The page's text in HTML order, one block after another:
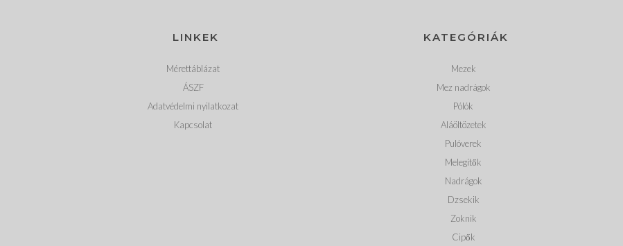
LINKEK
Mérettáblázat
ÁSZF
Adatvédelmi nyilatkozat
Kapcsolat
KATEGÓRIÁK
Mezek
Mez nadrágok
Pólók
Aláöltözetek
Pulóverek
Melegítők
Nadrágok
Dzsekik
Zoknik
Cipők